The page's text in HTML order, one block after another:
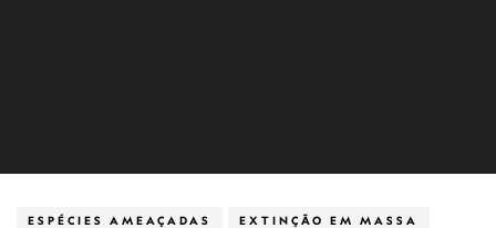
ESPÉCIES AMEAÇADAS EXTINÇÃO EM MASSA